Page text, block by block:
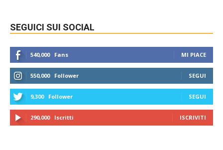
SEGUICI SUI SOCIAL
540,000 Fans MI PIACE
550,000 Follower SEGUI
9,300 Follower SEGUI
290,000 Iscritti ISCRIVITI